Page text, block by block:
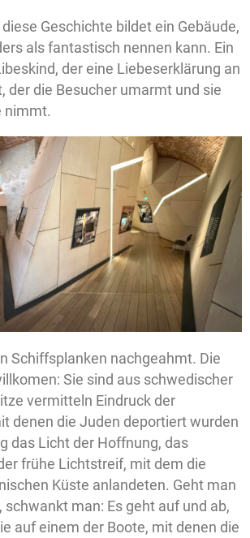
Geschichte bildet ein Gebäude,
als fantastisch nennen kann. Ein
der eine Liebeserklärung an
der die Besucher umarmt und sie
nimmt.
Schiffsplanken nachgeahmt. Die
Sie sind aus schwedischer
vermitteln Eindruck der
denen die Juden deportiert wurden
das Licht der Hoffnung, das
frühe Lichtstreif, mit dem die
Küste anlandeten. Geht man
schwankt man: Es geht auf und ab,
auf einem der Boote, mit denen die